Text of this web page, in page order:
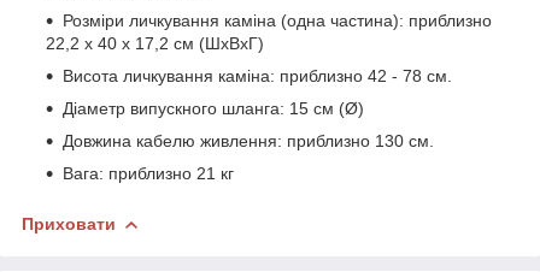
Розміри личкування каміна (одна частина): приблизно
22,2 х 40 х 17,2 см (ШхВхГ)
Висота личкування каміна: приблизно 42 - 78 см.
Діаметр випускного шланга: 15 см (Ø)
Довжина кабелю живлення: приблизно 130 см.
Вага: приблизно 21 кг
Приховати